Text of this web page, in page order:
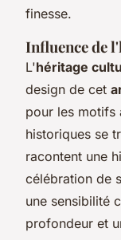
finesse.
Influence de
L'héritage
design de cet
pour les motifs
historiques se
racontent une
célébration de
une sensibilité
profondeur et